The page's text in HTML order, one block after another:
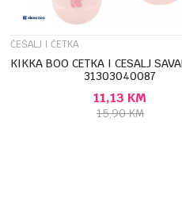
ČEŠALJ I ČETKA
KIKKA BOO CETKA I CESALJ
31303040087
11,13 KM
15,90KM